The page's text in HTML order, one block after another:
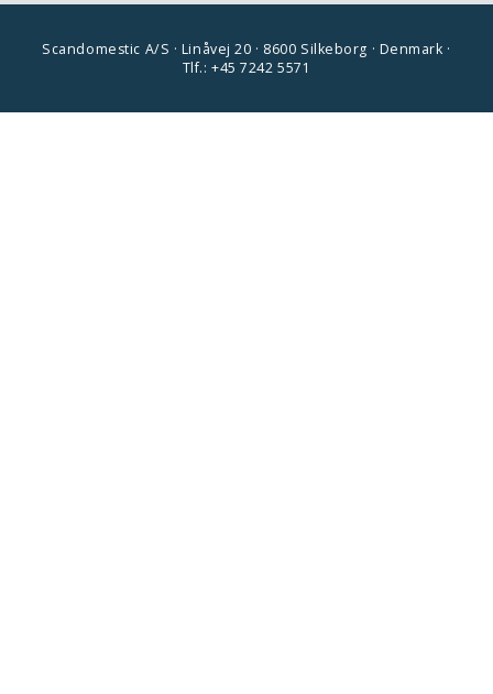
Scandomestic A/S · Linåvej 20 · 8600 Silkeborg · Denmark ·
Tlf.: +45 7242 5571